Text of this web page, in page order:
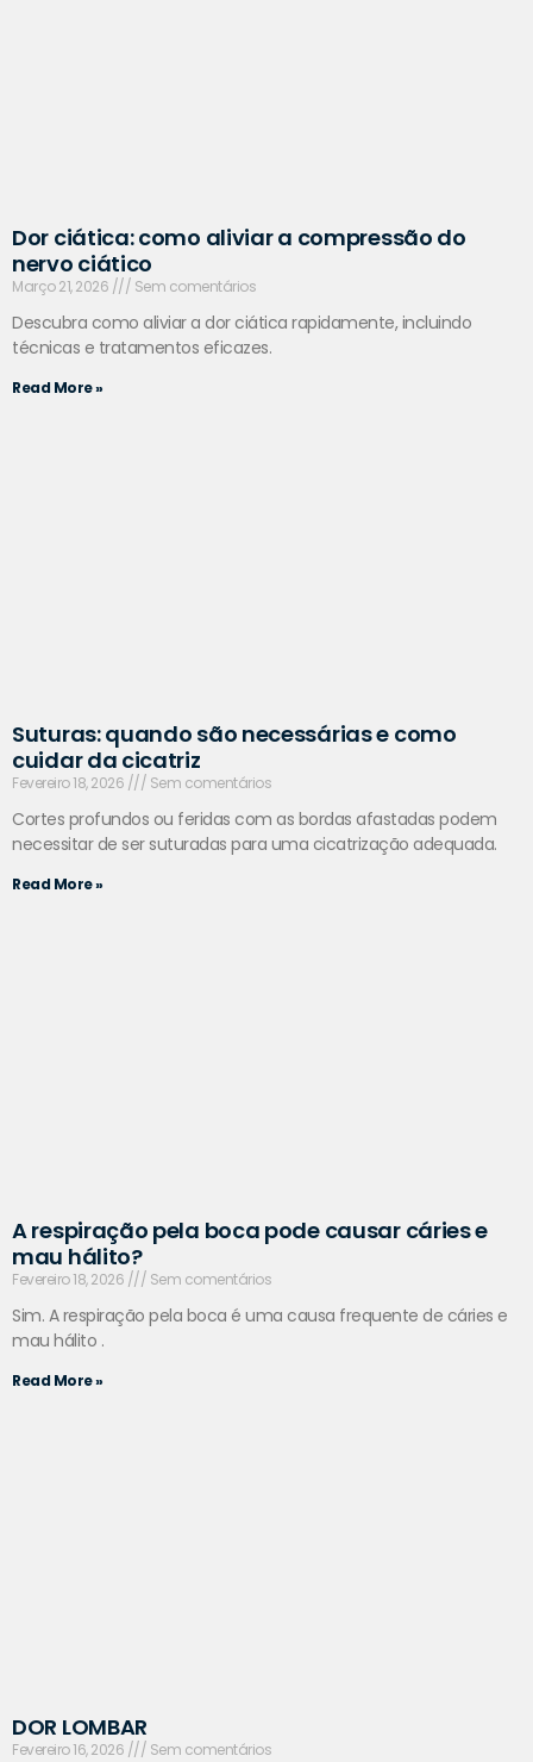
Dor ciática: como aliviar a compressão do
nervo ciático
Março 21, 2026 Sem comentários
Descubra como aliviar a dor ciática rapidamente, incluindo
técnicas e tratamentos eficazes.
Read More »
Suturas: quando são necessárias e como
cuidar da cicatriz
Fevereiro 18, 2026 Sem comentários
Cortes profundos ou feridas com as bordas afastadas podem
necessitar de ser suturadas para uma cicatrização adequada.
Read More »
A respiração pela boca pode causar cáries e
mau hálito?
Fevereiro 18, 2026 Sem comentários
Sim. A respiração pela boca é uma causa frequente de cáries e
mau hálito .
Read More »
DOR LOMBAR
Fevereiro 16, 2026 Sem comentários